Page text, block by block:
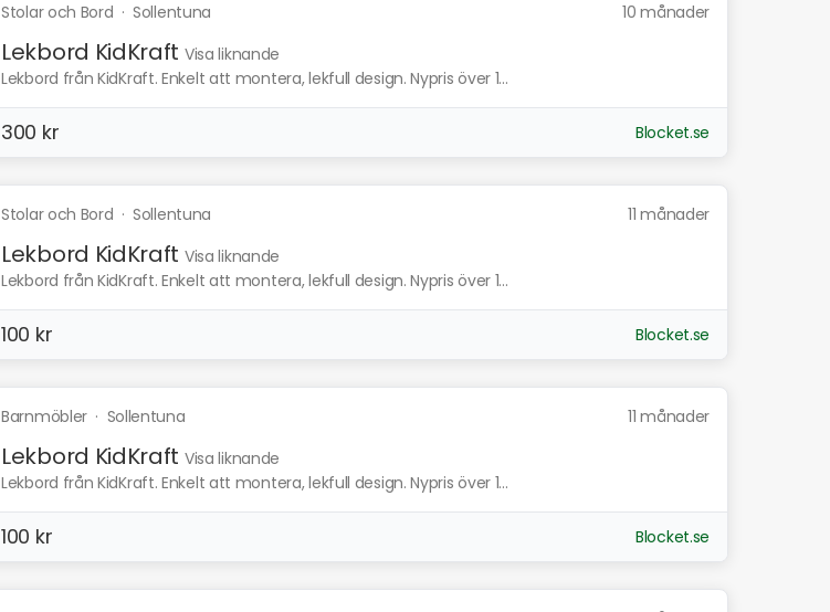
Stolar och Bord · Sollentuna 10 månader
Lekbord KidKraft Visa liknande
Lekbord från KidKraft. Enkelt att montera, lekfull design. Nypris över 1...
300 kr Blocket.se
Stolar och Bord · Sollentuna 11 månader
Lekbord KidKraft Visa liknande
Lekbord från KidKraft. Enkelt att montera, lekfull design. Nypris över 1...
100 kr Blocket.se
Barnmöbler · Sollentuna 11 månader
Lekbord KidKraft Visa liknande
Lekbord från KidKraft. Enkelt att montera, lekfull design. Nypris över 1...
100 kr Blocket.se